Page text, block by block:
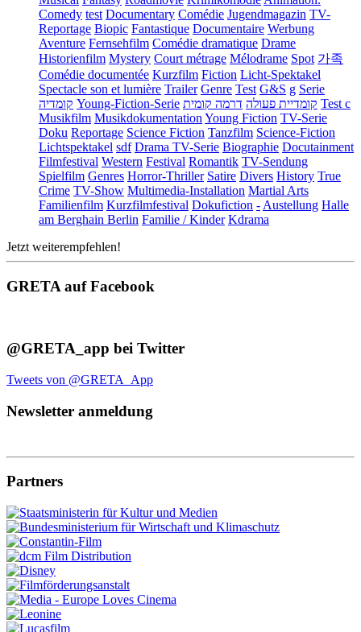
Comedy test Documentary Comédie Jugendmagazin TV-
Reportage Biopic Fantastique Documentaire Werbung
Aventure Fernsehfilm Comédie dramatique Drame
Historienfilm Mystery Court métrage Mélodrame Spot 가족
Comédie documentée Kurzfilm Fiction Licht-Spektakel
Spectacle son et lumière Trailer Genre Test G&S g Serie
קומדיה Young-Fiction-Serie קומדיית פעולה דרמה קומית
Test c
Musikfilm Musikdokumentation Young Fiction TV-Serie
Doku Reportage Science Fiction Tanzfilm Science-Fiction
Lichtspektakel sdf Drama TV-Serie Biographie Docutainment
Filmfestival Western Festival Romantik TV-Sendung
Spielfilm Genres Horror-Thriller Satire Divers History True
Crime TV-Show Multimedia-Installation Martial Arts
Familienfilm Kurzfilmfestival Dokufiction - Austellung Halle
am Berghain Berlin Familie / Kinder Kdrama
Jetzt weiterempfehlen!
GRETA auf Facebook
@GRETA_app bei Twitter
Tweets von @GRETA_App
Newsletter anmeldung
Partners